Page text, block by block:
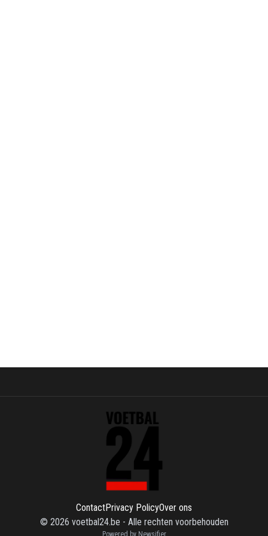
ContactPrivacy PolicyOver ons
© 2026 voetbal24.be - Alle rechten voorbehouden
Powered by Newsifier